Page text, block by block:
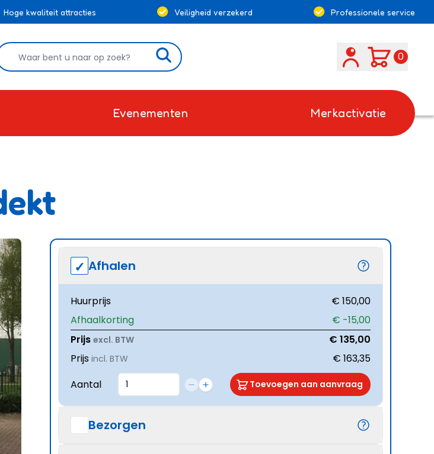
Hoge kwaliteit attracties Veiligheid verzekerd Professionele service
Search 0
Evenementen Merkactivatie
Afhalen
Huurprijs
€ 150,00
Afhaalkorting
€ -15,00
Prijs excl. BTW
€ 135,00
Prijs incl. BTW
€ 163,35
Aantal
Toevoegen aan aanvraag
Bezorgen